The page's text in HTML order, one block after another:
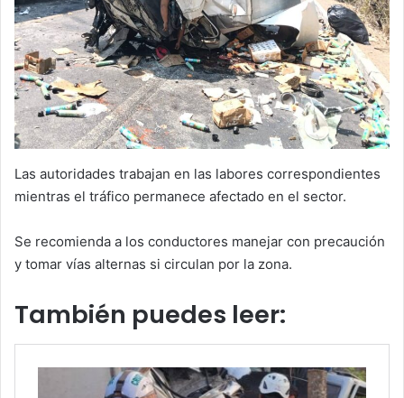
Las autoridades trabajan en las labores correspondientes
mientras el tráfico permanece afectado en el sector.
Se recomienda a los conductores manejar con precaución
y tomar vías alternas si circulan por la zona.
También puedes leer: